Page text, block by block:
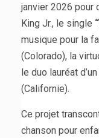
janvier 2026 pour
King Jr., le single
musique pour la
(Colorado), la
le duo lauréat
(Californie).
Ce projet
chanson pour